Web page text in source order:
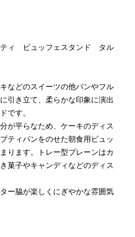
ティ ビュッフェスタンド タル
などのスイーツの他パンやフル
引き立て、柔らかな印象に演出
です。
が平らなため、ケーキのディス
ティパンをのせた朝食用ビュッ
ります。トレー型プレーンはカ
菓子やキャンディなどのディス
ー脇が楽しくにぎやかな雰囲気